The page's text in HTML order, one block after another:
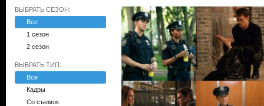
ВЫБРАТЬ СЕЗОН:
Все
1 сезон
2 сезон
ВЫБРАТЬ ТИП:
Все
Кадры
Со съемок